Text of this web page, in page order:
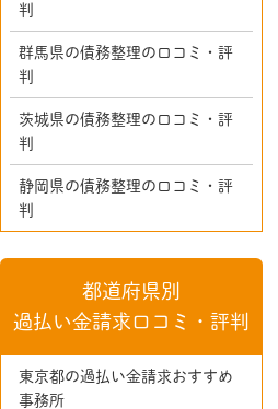
判
群馬県の債務整理の口コミ・評
判
茨城県の債務整理の口コミ・評
判
静岡県の債務整理の口コミ・評
判
都道府県別
過払い金請求口コミ・評判
東京都の過払い金請求おすすめ
事務所